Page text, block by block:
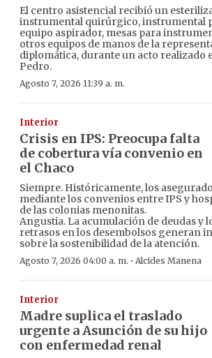
El centro asistencial recibió un
instrumental quirúrgico, instrumental
equipo aspirador, mesas para
otros equipos de manos de la
diplomática, durante un acto realizado
Pedro.
Agosto 7, 2026 11:39 a. m.
Interior
Crisis en IPS: Preocupa falta
de cobertura vía convenio en
el Chaco
Siempre. Históricamente, los
mediante los convenios entre IPS y
de las colonias menonitas.
Angustia. La acumulación de deudas y
retrasos en los desembolsos generan
sobre la sostenibilidad de la atención.
Agosto 7, 2026 04:00 a. m. · Alcides Manena
Interior
Madre suplica el traslado
urgente a Asunción de su hijo
con enfermedad renal